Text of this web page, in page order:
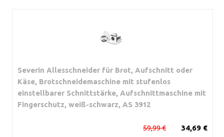
Severin Allesschneider für Brot, Aufschnitt oder
Käse, Brotschneidemaschine mit stufenlos
einstellbarer Schnittstärke, Aufschnittmaschine mit
Fingerschutz, weiß-schwarz, AS 3912
34,69 €
59,99 €